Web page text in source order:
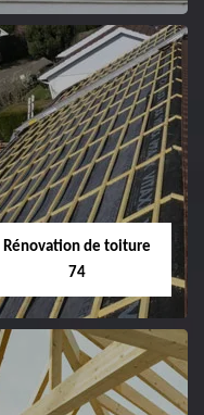
Rénovation de toiture
74